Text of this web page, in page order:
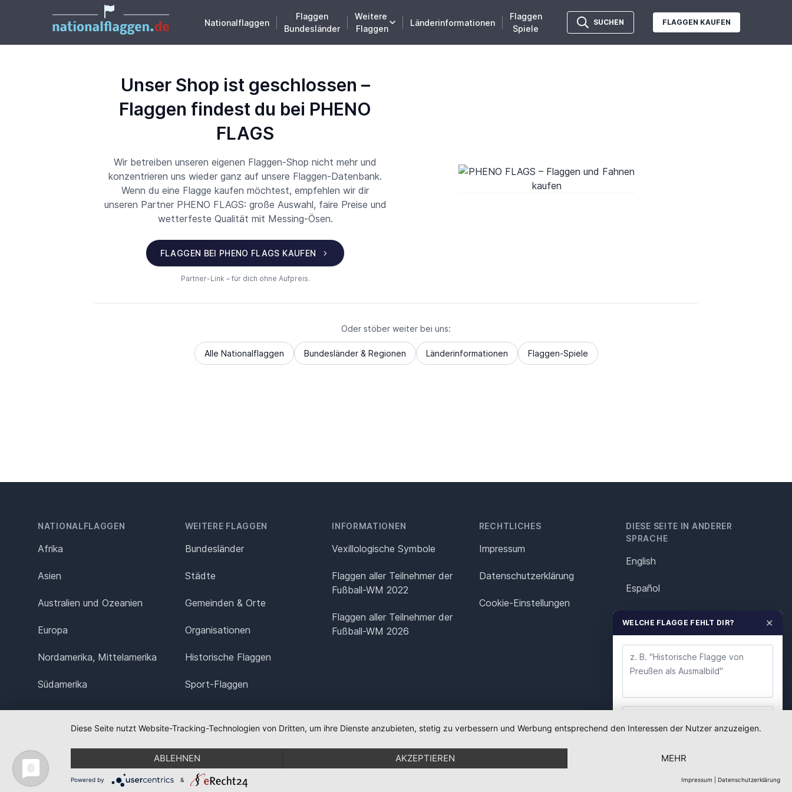
Nationalflaggen
Flaggen
Bundesländer
Weitere
Flaggen
Länderinformationen
Flaggen
Spiele
SUCHEN FLAGGEN KAUFEN
Unser Shop ist geschlossen –
Flaggen findest du bei PHENO
FLAGS
Wir betreiben unseren eigenen Flaggen-Shop nicht mehr und
konzentrieren uns wieder ganz auf unsere Flaggen-Datenbank.
Wenn du eine Flagge kaufen möchtest, empfehlen wir dir
unseren Partner PHENO FLAGS: große Auswahl, faire Preise und
wetterfeste Qualität mit Messing-Ösen.
FLAGGEN BEI PHENO FLAGS KAUFEN
Partner-Link – für dich ohne Aufpreis.
Oder stöber weiter bei uns:
Alle Nationalflaggen Bundesländer & Regionen Länderinformationen Flaggen-Spiele
NATIONALFLAGGEN
Afrika
Asien
Australien und Ozeanien
Europa
Nordamerika, Mittelamerika
Südamerika
WEITERE FLAGGEN
Bundesländer
Städte
Gemeinden & Orte
Organisationen
Historische Flaggen
Sport-Flaggen
INFORMATIONEN
Vexillologische Symbole
Flaggen aller Teilnehmer der
Fußball-WM 2022
Flaggen aller Teilnehmer der
Fußball-WM 2026
RECHTLICHES
Impressum
Datenschutz­erklärung
Cookie-Einstellungen
DIESE SEITE IN ANDERER
SPRACHE
English
Español
Italiano
Polska
Português
Nederlands
WELCHE FLAGGE FEHLT DIR? ✕
Diese Seite nutzt Website-Tracking-Technologien von Dritten, um ihre Dienste anzubieten, stetig zu verbessern und Werbung entsprechend den Interessen der Nutzer anzuzeigen.
ABLEHNEN AKZEPTIEREN MEHR
Powered by & Impressum Datenschutzerklärung